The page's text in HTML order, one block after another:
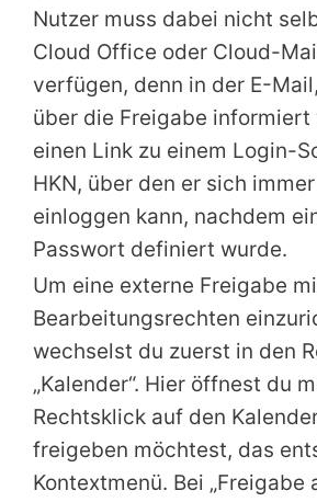
Nutzer muss dabei nicht
Cloud Office oder Cloud-
verfügen, denn in der E-
über die Freigabe
einen Link zu einem Login-
HKN, über den er sich
einloggen kann, nachdem
Passwort definiert wurde.
Um eine externe Freigabe
Bearbeitungsrechten
wechselst du zuerst in den
„Kalender“. Hier öffnest du
Rechtsklick auf den
freigeben möchtest, das
Kontextmenü. Bei „Freigabe